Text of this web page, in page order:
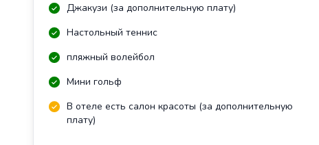
Джакузи (за дополнительную плату)
Настольный теннис
пляжный волейбол
Мини гольф
В отеле есть салон красоты (за дополнительную
плату)